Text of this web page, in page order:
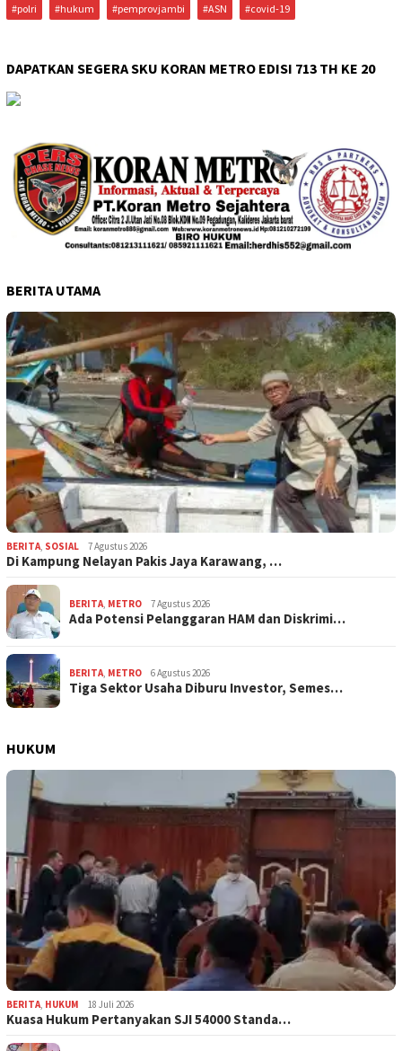
#polri #hukum #pemprovjambi #ASN #covid-19
DAPATKAN SEGERA SKU KORAN METRO EDISI 713 TH KE 20
BERITA UTAMA
BERITA, SOSIAL 7 Agustus 2026
Di Kampung Nelayan Pakis Jaya Karawang, …
BERITA, METRO 7 Agustus 2026
Ada Potensi Pelanggaran HAM dan Diskrimi…
BERITA, METRO 6 Agustus 2026
Tiga Sektor Usaha Diburu Investor, Semes…
HUKUM
BERITA, HUKUM 18 Juli 2026
Kuasa Hukum Pertanyakan SJI 54000 Standa…